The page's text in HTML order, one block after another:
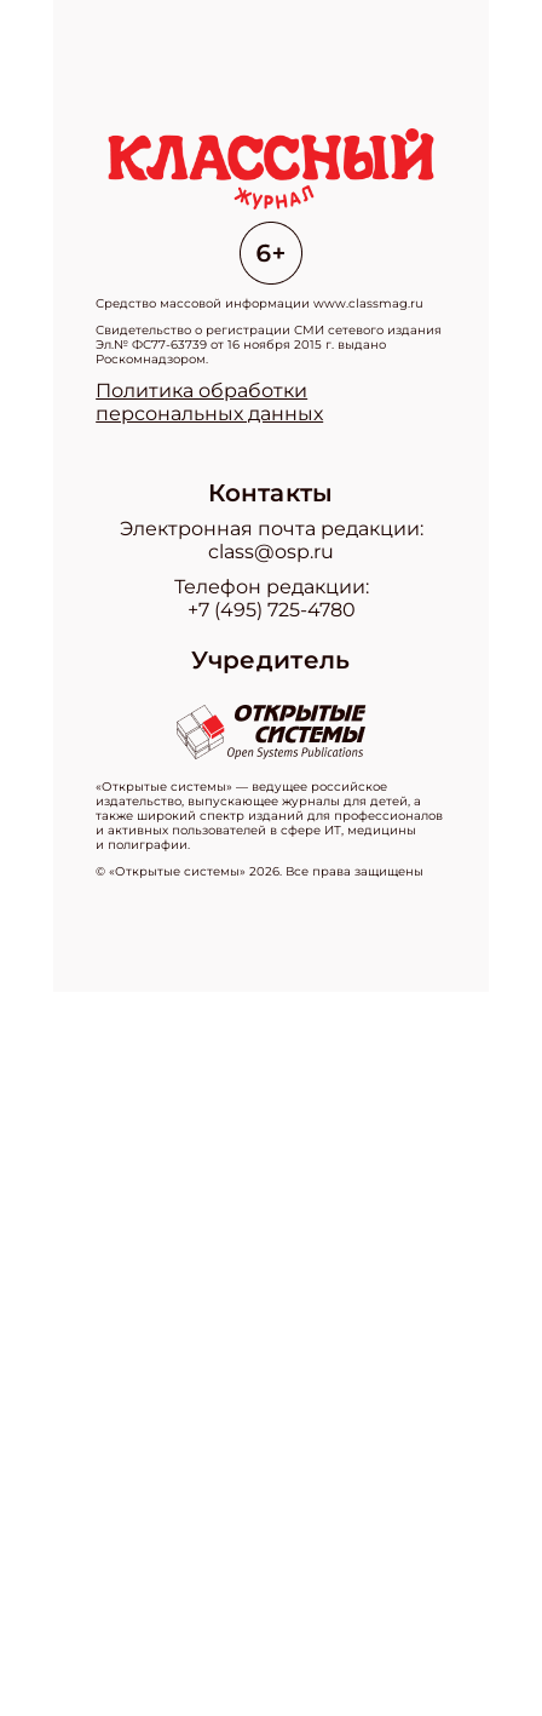
Средство массовой информации www.classmag.ru
Свидетельство о регистрации СМИ сетевого издания
Эл.№ ФС77-63739 от 16 ноября 2015 г. выдано
Роскомнадзором.
Политика обработки
персональных данных
Контакты
Электронная почта редакции:
class@osp.ru
Телефон редакции:
+7 (495) 725-4780
Учредитель
«Открытые системы» — ведущее российское
издательство, выпускающее журналы для детей, а
также широкий спектр изданий для профессионалов
и активных пользователей в сфере ИТ, медицины
и полиграфии.
© «Открытые системы» 2026. Все права защищены